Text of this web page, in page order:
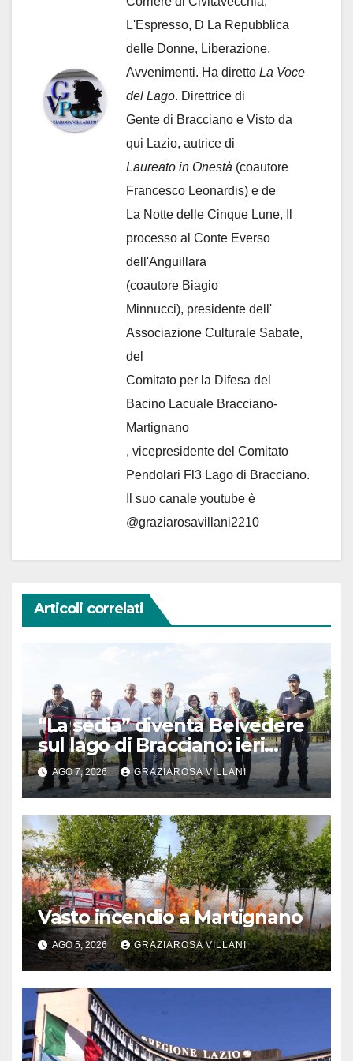
L'Espresso, D La Repubblica
delle Donne, Liberazione,
Avvenimenti. Ha diretto La Voce
del Lago. Direttrice di
Gente di Bracciano e Visto da
qui Lazio, autrice di
Laureato in Onestà (coautore
Francesco Leonardis) e de
La Notte delle Cinque Lune, Il
processo al Conte Everso
dell'Anguillara
(coautore Biagio
Minnucci), presidente dell'
Associazione Culturale Sabate,
del
Comitato per la Difesa del
Bacino Lacuale Bracciano-
Martignano
, vicepresidente del Comitato
Pendolari Fl3 Lago di Bracciano.
Il suo canale youtube è
@graziarosavillani2210
Articoli correlati
“La sedia” diventa Belvedere
sul lago di Bracciano: ieri
l’inaugurazione
AGO 7, 2026 GRAZIAROSA VILLANI
Vasto incendio a Martignano
AGO 5, 2026 GRAZIAROSA VILLANI